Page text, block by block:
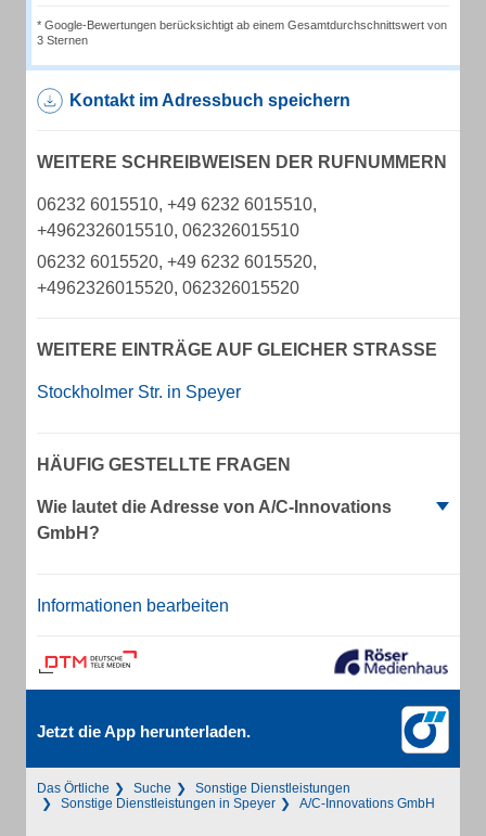
* Google-Bewertungen berücksichtigt ab einem Gesamtdurchschnittswert von
3 Sternen
Kontakt im Adressbuch speichern
WEITERE SCHREIBWEISEN DER RUFNUMMERN
06232 6015510, +49 6232 6015510,
+4962326015510, 062326015510
06232 6015520, +49 6232 6015520,
+4962326015520, 062326015520
WEITERE EINTRÄGE AUF GLEICHER STRASSE
Stockholmer Str. in Speyer
HÄUFIG GESTELLTE FRAGEN
Wie lautet die Adresse von A/C-Innovations
GmbH?
Informationen bearbeiten
Jetzt die App herunterladen.
Das Örtliche Suche
Sonstige Dienstleistungen
Sonstige Dienstleistungen in Speyer
A/C-Innovations GmbH